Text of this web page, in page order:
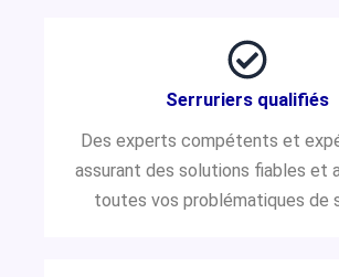
Serruriers qualifiés
Des experts compétents et
assurant des solutions fiables et
toutes vos problématiques de